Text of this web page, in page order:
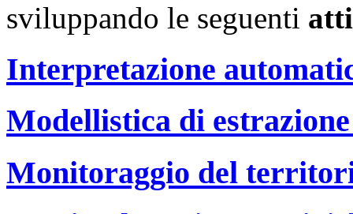
sviluppando le seguenti
Interpretazione
Modellistica di
Monitoraggio del